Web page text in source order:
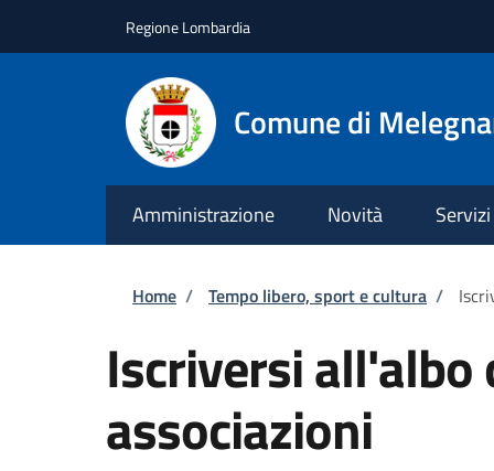
Regione Lombardia
Comune di
Amministrazione Novità Servizi
Briciole di pane
Home / Tempo libero, sport e cultura /
Iscriversi all'albo
associazioni